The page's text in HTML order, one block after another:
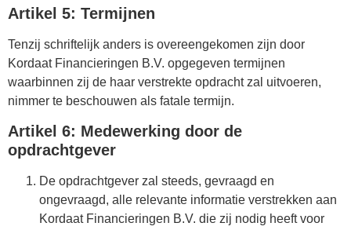
Artikel 5: Termijnen
Tenzij schriftelijk anders is overeengekomen zijn door
Kordaat Financieringen B.V. opgegeven termijnen
waarbinnen zij de haar verstrekte opdracht zal uitvoeren,
nimmer te beschouwen als fatale termijn.
Artikel 6: Medewerking door de
opdrachtgever
De opdrachtgever zal steeds, gevraagd en
ongevraagd, alle relevante informatie verstrekken aan
Kordaat Financieringen B.V. die zij nodig heeft voor